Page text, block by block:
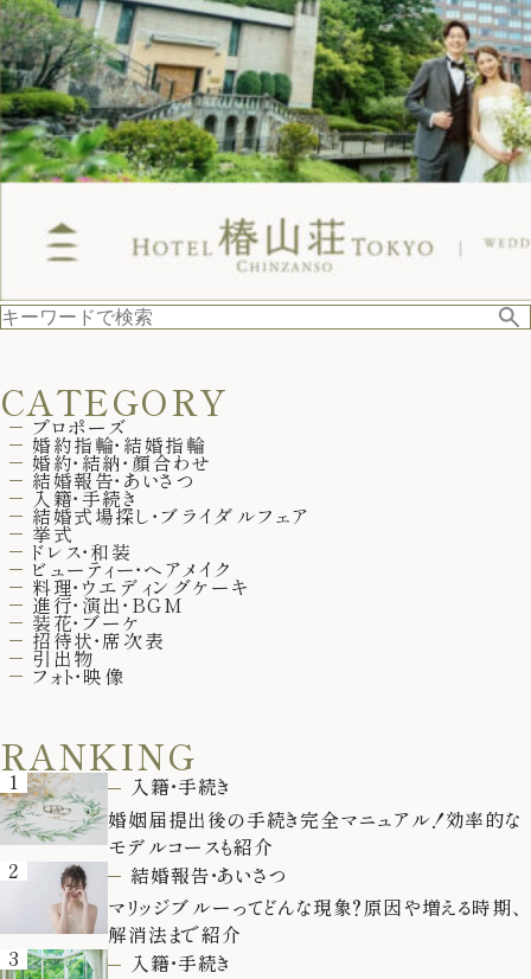
CATEGORY
プロポーズ
婚約指輪・結婚指輪
婚約・結納・顔合わせ
結婚報告・あいさつ
入籍・手続き
結婚式場探し・ブライダルフェア
挙式
ドレス・和装
ビューティー・ヘアメイク
料理・ウエディングケーキ
進行・演出・BGM
装花・ブーケ
招待状・席次表
引出物
フォト・映像
RANKING
1
入籍・手続き
婚姻届提出後の手続き完全マニュアル！効率的な
モデルコースも紹介
2
結婚報告・あいさつ
マリッジブルーってどんな現象？原因や増える時期、
解消法まで紹介
3
入籍・手続き